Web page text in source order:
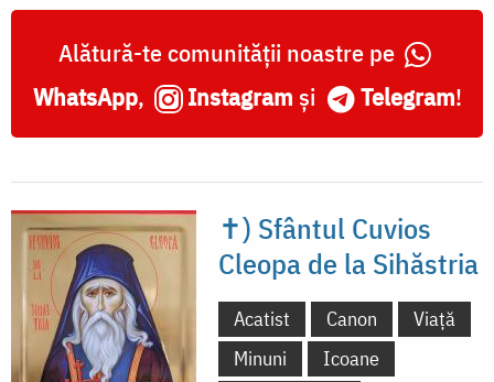
Alătură-te comunității noastre pe
WhatsApp, Instagram și Telegram!
✝) Sfântul Cuvios
Cleopa de la Sihăstria
Acatist Canon
Viață
Minuni
Icoane